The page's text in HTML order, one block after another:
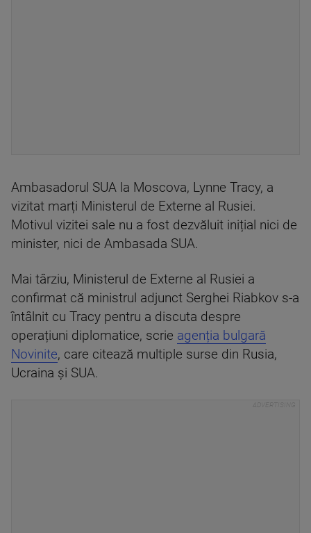
Ambasadorul SUA la Moscova, Lynne Tracy, a
vizitat marți Ministerul de Externe al Rusiei.
Motivul vizitei sale nu a fost dezvăluit inițial nici de
minister, nici de Ambasada SUA.
Mai târziu, Ministerul de Externe al Rusiei a
confirmat că ministrul adjunct Serghei Riabkov s-a
întâlnit cu Tracy pentru a discuta despre
operațiuni diplomatice, scrie agenția bulgară
Novinite, care citează multiple surse din Rusia,
Ucraina și SUA.